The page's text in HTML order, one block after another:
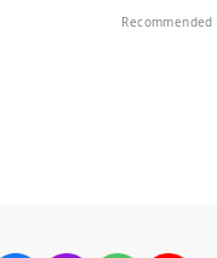
Recommended